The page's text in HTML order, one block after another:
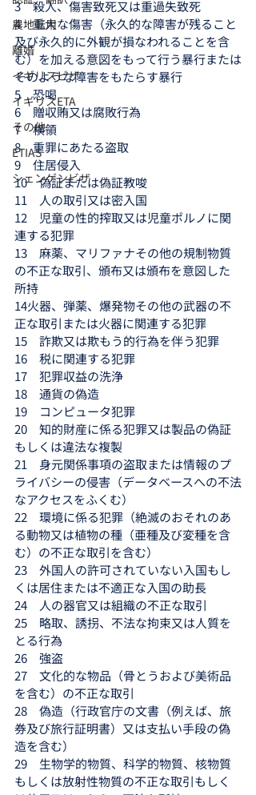
農地転用
離婚
イギリスビザ
イギリスETA
その他
ETIAS
シェンゲンビザ
3　殺人、傷害致死又は重過失致死
4　重大な傷害（永久的な障害が残ること
及び永久的に外観が損なわれることを含
む）を加える意図をもって行う暴行または
そのような障害をもたらす暴行
5　恐喝
6　贈収賄又は腐敗行為
7　横領
8　重罪にあたる盗取
9　住居侵入
10　偽証または偽証教唆
11　人の取引又は密入国
12　児童の性的搾取又は児童ポルノに関
連する犯罪
13　麻薬、マリファナその他の規制物質
の不正な取引、頒布又は頒布を意図した
所持
14火器、弾薬、爆発物その他の武器の不
正な取引または火器に関連する犯罪
15　詐欺又は欺もう的行為を伴う犯罪
16　税に関連する犯罪
17　犯罪収益の洗浄
18　通貨の偽造
19　コンピュータ犯罪
20　知的財産に係る犯罪又は製品の偽証
もしくは違法な複製
21　身元関係事項の盗取または情報のプ
ライバシーの侵害（データベースへの不法
なアクセスをふくむ）
22　環境に係る犯罪（絶滅のおそれのあ
る動物又は植物の種（亜種及び変種を含
む）の不正な取引を含む）
23　外国人の許可されていない入国もし
くは居住または不適正な入国の助長
24　人の器官又は組織の不正な取引
25　略取、誘拐、不法な拘束又は人質を
とる行為
26　強盗
27　文化的な物品（骨とうおよび美術品
を含む）の不正な取引
28　偽造（行政官庁の文書（例えば、旅
券及び旅行証明書）又は支払い手段の偽
造を含む）
29　生物学的物質、科学的物質、核物質
もしくは放射性物質の不正な取引もしく